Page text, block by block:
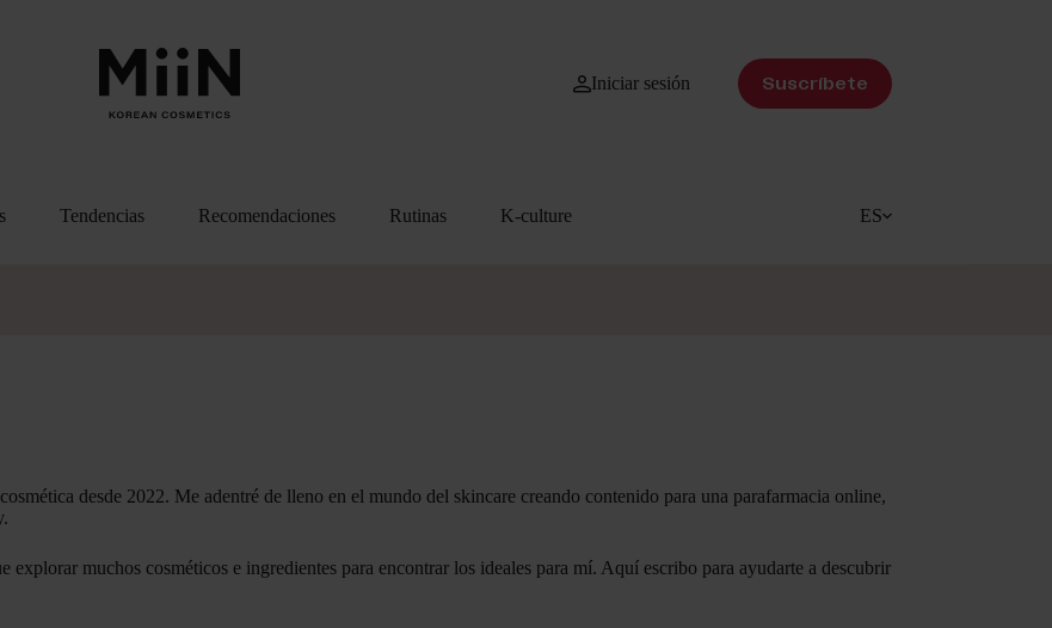
Iniciar sesión
Suscríbete
Tendencias Recomendaciones Rutinas K-culture ES
desde 2022. Me adentré de lleno en el mundo del skincare creando contenido para una parafarmacia online,
explorar muchos cosméticos e ingredientes para encontrar los ideales para mí. Aquí escribo para ayudarte a descubrir